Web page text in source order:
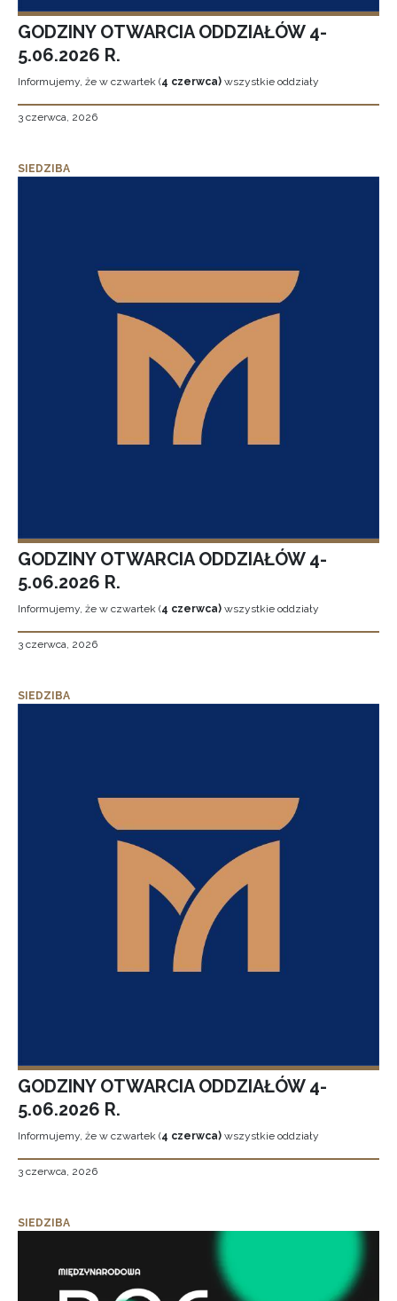
GODZINY OTWARCIA ODDZIAŁÓW 4-
5.06.2026 R.
Informujemy, że w czwartek (4 czerwca) wszystkie oddziały
3 czerwca, 2026
SIEDZIBA
GODZINY OTWARCIA ODDZIAŁÓW 4-
5.06.2026 R.
Informujemy, że w czwartek (4 czerwca) wszystkie oddziały
3 czerwca, 2026
SIEDZIBA
GODZINY OTWARCIA ODDZIAŁÓW 4-
5.06.2026 R.
Informujemy, że w czwartek (4 czerwca) wszystkie oddziały
3 czerwca, 2026
SIEDZIBA